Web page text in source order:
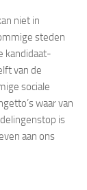
niet in
steden
kandidaat-
van de
sociale
waar van
is
aan ons